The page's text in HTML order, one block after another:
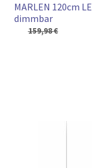
MARLEN 120cm
dimmbar
159,98€